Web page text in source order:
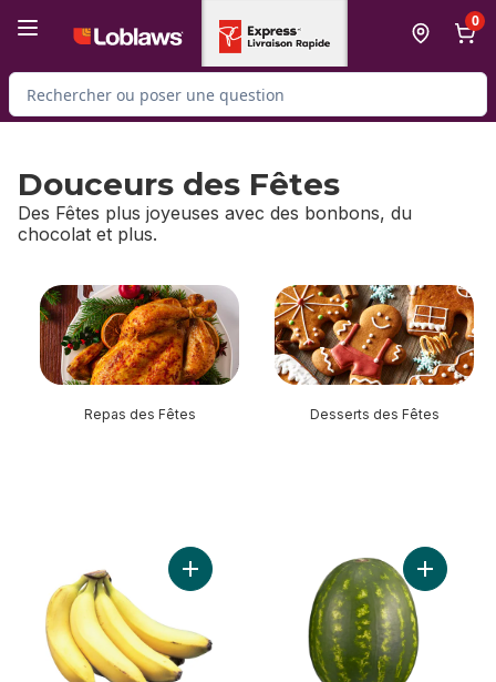
0
Rechercher des produits
Douceurs des Fêtes
Des Fêtes plus joyeuses avec des bonbons, du
chocolat et plus.
sauter Douceurs des Fêtes
Repas des Fêtes Desserts des Fêtes
Ajouter Bananes grappe au panierAjouter